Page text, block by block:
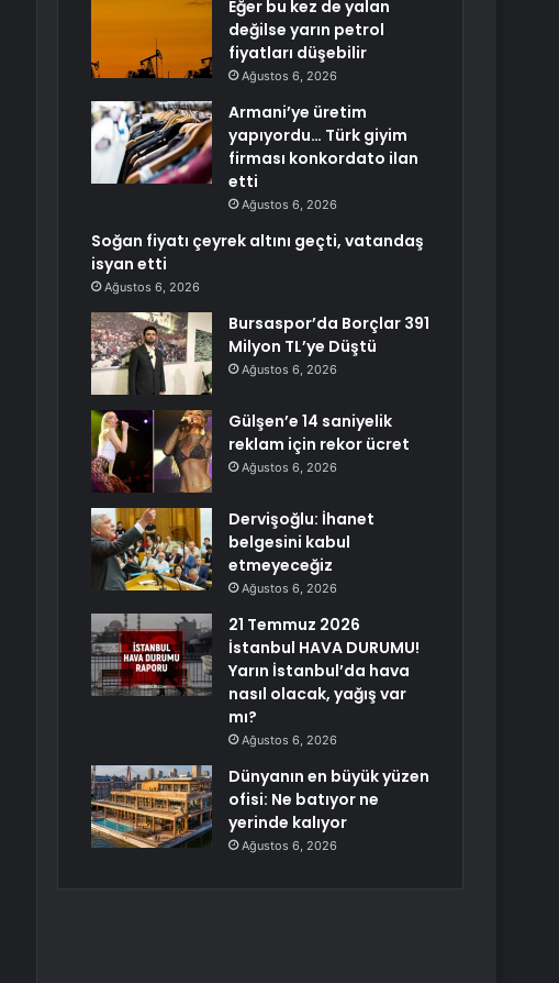
Eğer bu kez de yalan
değilse yarın petrol
fiyatları düşebilir
Ağustos 6, 2026
Armani’ye üretim
yapıyordu… Türk giyim
firması konkordato ilan
etti
Ağustos 6, 2026
Soğan fiyatı çeyrek altını geçti, vatandaş
isyan etti
Ağustos 6, 2026
Bursaspor’da Borçlar 391
Milyon TL’ye Düştü
Ağustos 6, 2026
Gülşen’e 14 saniyelik
reklam için rekor ücret
Ağustos 6, 2026
Dervişoğlu: İhanet
belgesini kabul
etmeyeceğiz
Ağustos 6, 2026
21 Temmuz 2026
İstanbul HAVA DURUMU!
Yarın İstanbul’da hava
nasıl olacak, yağış var
mı?
Ağustos 6, 2026
Dünyanın en büyük yüzen
ofisi: Ne batıyor ne
yerinde kalıyor
Ağustos 6, 2026